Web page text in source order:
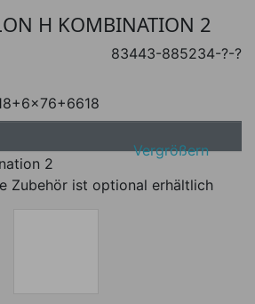
H KOMBINATION 2
83443-885234-?-?
Vergrößern
Zubehör ist optional erhältlich